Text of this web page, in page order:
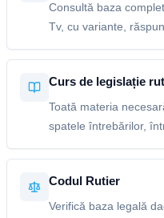
Consultă baza
Tv, cu variante,
Curs de legislație
Toată materia
spatele întrebărilor,
Codul Rutier
Verifică baza legală